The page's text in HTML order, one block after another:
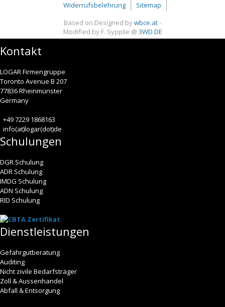
Widerrufsbelehrung
Sitemap
Based on Designed bywbce.at-
Modified by F. Sypplie @ 3WD.DE
Kontakt
LOGAR Firmengruppe
Toronto Avenue B 207
77836 Rheinmünster
Germany
+49 7229 1868163
info(at)logar(dot)de
Schulungen
DGR Schulung
ADR Schulung
IMDG Schulung
ADN Schulung
RID Schulung
Dienstleistungen
Gefahrgutberatung
Auditing
Nicht zivile Bedarfsträger
Zoll & Aussenhandel
Abfall & Entsorgung